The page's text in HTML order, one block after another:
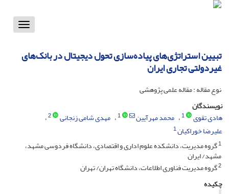
Toggle
تبیین استراتژی‌های پیاده‌سازی تحول دیجیتال در بانک‌های
غیردولتی تجاری ایران
نوع مقاله : مقاله علمی پژوهشی
نویسندگان
هادی تقوی
1 محمد مهرآیین 1 مهدی شامی زنجانی 2
علیرضا خوراکیان1
1گروه مدیریت، دانشکده علوم اداری و اقتصادی، دانشگاه فردوسی مشهد،
مشهد/ ایران
2گروه مدیریت فناوری اطلاعات، دانشگاه تهران/ تهران
چکیده